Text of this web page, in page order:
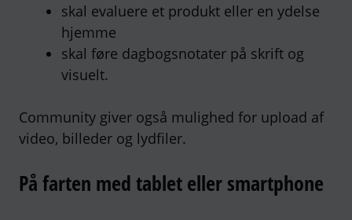
skal evaluere et produkt eller en ydelse
hjemme
skal føre dagbogsnotater på skrift og
visuelt.
Community giver også mulighed for upload af
video, billeder og lydfiler.
På farten med tablet eller smartphone